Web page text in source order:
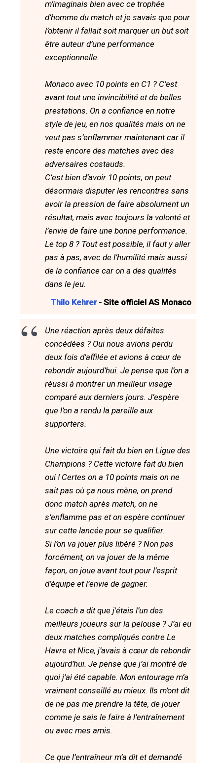
m’imaginais bien avec ce trophée
d’homme du match et je savais que pour
l’obtenir il fallait soit marquer un but soit
être auteur d’une performance
exceptionnelle.
Monaco avec 10 points en C1 ? C’est
avant tout une invincibilité et de belles
prestations. On a confiance en notre
style de jeu, en nos qualités mais on ne
veut pas s’enflammer maintenant car il
reste encore des matches avec des
adversaires costauds.
C’est bien d’avoir 10 points, on peut
désormais disputer les rencontres sans
avoir la pression de faire absolument un
résultat, mais avec toujours la volonté et
l’envie de faire une bonne performance.
Le top 8 ? Tout est possible, il faut y aller
pas à pas, avec de l’humilité mais aussi
de la confiance car on a des qualités
dans le jeu.
Thilo Kehrer- Site officiel AS Monaco
Une réaction après deux défaites
concédées ? Oui nous avions perdu
deux fois d’affilée et avions à cœur de
rebondir aujourd’hui. Je pense que l’on a
réussi à montrer un meilleur visage
comparé aux derniers jours. J’espère
que l’on a rendu la pareille aux
supporters.
Une victoire qui fait du bien en Ligue des
Champions ? Cette victoire fait du bien
oui ! Certes on a 10 points mais on ne
sait pas où ça nous mène, on prend
donc match après match, on ne
s’enflamme pas et on espère continuer
sur cette lancée pour se qualifier.
Si l’on va jouer plus libéré ? Non pas
forcément, on va jouer de la même
façon, on joue avant tout pour l’esprit
d’équipe et l’envie de gagner.
Le coach a dit que j'étais l’un des
meilleurs joueurs sur la pelouse ? J’ai eu
deux matches compliqués contre Le
Havre et Nice, j’avais à cœur de rebondir
aujourd’hui. Je pense que j’ai montré de
quoi j’ai été capable. Mon entourage m’a
vraiment conseillé au mieux. Ils m’ont dit
de ne pas me prendre la tête, de jouer
comme je sais le faire à l’entraînement
ou avec mes amis.
Ce que l’entraîneur m’a dit et demandé